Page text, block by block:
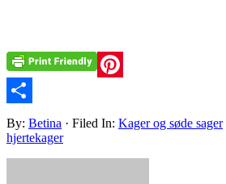
Pinterest
Share
By: Betina · Filed In: Kager og søde sager
hjertekager